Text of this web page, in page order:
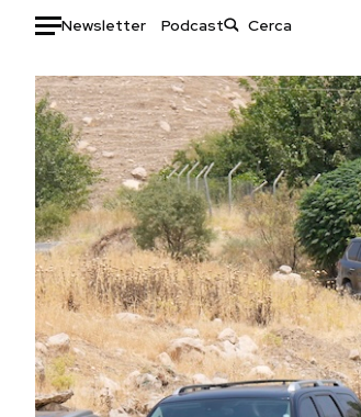
Newsletter Podcast
Auto
HOME
Italia
Mondo
Politica
Tecnologia
Internet
Scienza
Cultura
Economia
Moda
Libri
Consumismi
Storie/Idee
Ok Boomer!
Media
Europa
Altrecose